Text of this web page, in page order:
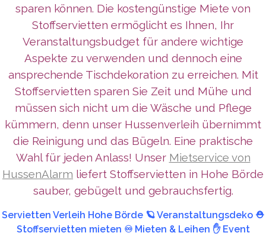
sparen können. Die kostengünstige Miete von
Stoffservietten ermöglicht es Ihnen, Ihr
Veranstaltungsbudget für andere wichtige
Aspekte zu verwenden und dennoch eine
ansprechende Tischdekoration zu erreichen. Mit
Stoffservietten sparen Sie Zeit und Mühe und
müssen sich nicht um die Wäsche und Pflege
kümmern, denn unser Hussenverleih übernimmt
die Reinigung und das Bügeln. Eine praktische
Wahl für jeden Anlass! Unser Mietservice von
HussenAlarm liefert Stoffservietten in Hohe Börde
sauber, gebügelt und gebrauchsfertig.
Servietten Verleih Hohe Börde 🪐 Veranstaltungsdeko ⛑️
Stoffservietten mieten ♾️ Mieten & Leihen ✋ Event